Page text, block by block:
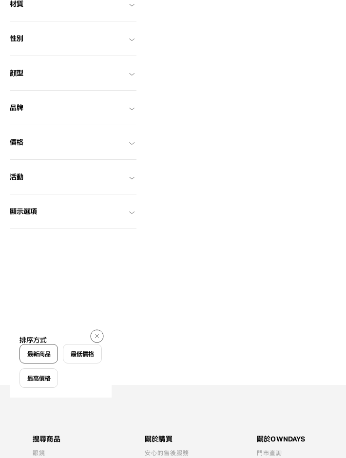
材質
性別
顔型
品牌
價格
活動
顯示選項
排序方式
最新商品 最低價格
最高價格
搜尋商品
眼鏡
關於購買
安心的售後服務
關於OWNDAYS
門市查詢